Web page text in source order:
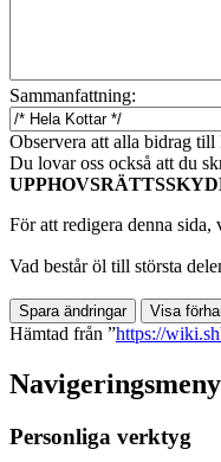
Sammanfattning:
Observera att alla bidrag
Du lovar oss också att du
För att redigera denna sida,
Vad består öl till största
Hämtad från ”https://
Navigeringsmeny
Personliga verktyg